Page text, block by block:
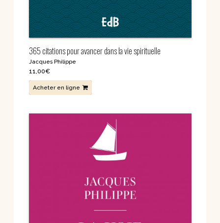
365 citations pour avancer dans la vie spirituelle
Jacques Philippe
11,00€
Acheter en ligne